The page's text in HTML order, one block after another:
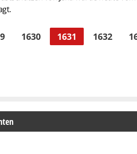
1630 1631 1632